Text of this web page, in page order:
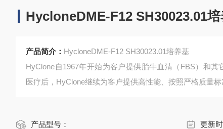
HycloneDME-F12 SH30023.01
产品简介： HycloneDME-F12 SH30023.01培养基
HyClone自1967年开始为客户提供胎牛血清（FBS）和其
医疗后，HyClone继续为客户提供高性能、按照严格质量标
产品型号： 更新时